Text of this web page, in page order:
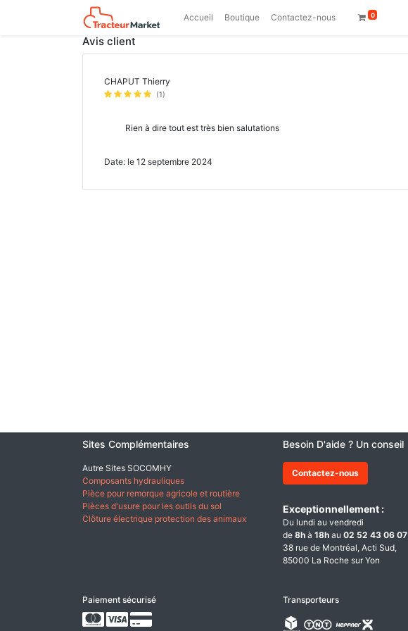
Accueil Boutique Contactez-nous 0
Avis client
CHAPUT Thierry
(1)
Rien à dire tout est très bien salutations
Date: le 12 septembre 2024
Sites Complémentaires
Autre Sites SOCOMHY
Composants hydrauliques
Pièce pour remorque agricole et routière
Pièces d'usure pour les outils du sol
Clôture électrique protection des animaux
Besoin D'aide ? Un conseil
Contactez-nous
Exceptionnellement :
Du lundi au vendredi
de 8h à 18h au 02 52 43 06 07
38 rue de Montréal, Acti Sud,
85000 La Roche sur Yon
Paiement sécurisé Transporteurs